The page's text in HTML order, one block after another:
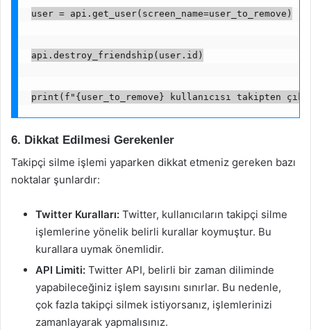
user = api.get_user(screen_name=user_to_remove)
api.destroy_friendship(user.id)
print(f"{user_to_remove} kullanıcısı takipten
6. Dikkat Edilmesi Gerekenler
Takipçi silme işlemi yaparken dikkat etmeniz gereken bazı
noktalar şunlardır:
Twitter Kuralları: Twitter, kullanıcıların takipçi silme
işlemlerine yönelik belirli kurallar koymuştur. Bu
kurallara uymak önemlidir.
API Limiti: Twitter API, belirli bir zaman diliminde
yapabileceğiniz işlem sayısını sınırlar. Bu nedenle,
çok fazla takipçi silmek istiyorsanız, işlemlerinizi
zamanlayarak yapmalısınız.